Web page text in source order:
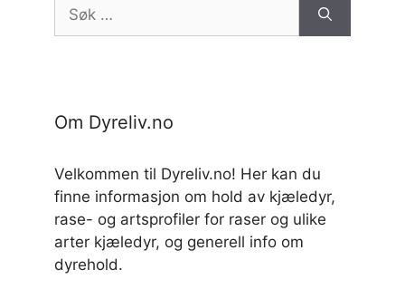
Søk
etter:
Om Dyreliv.no
Velkommen til Dyreliv.no! Her kan du
finne informasjon om hold av kjæledyr,
rase- og artsprofiler for raser og ulike
arter kjæledyr, og generell info om
dyrehold.